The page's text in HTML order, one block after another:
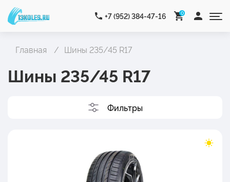
+7 (952) 384-47-16 0
Главная Шины 235/45 R17
Шины 235/45 R17
Фильтры